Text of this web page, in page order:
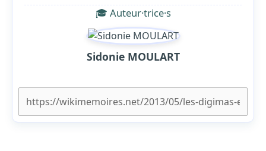
🎓 Auteur·trice·s
Sidonie MOULART